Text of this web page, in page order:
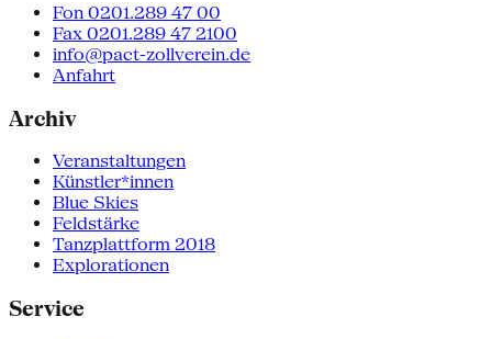
Fon 0201.289 47 00
Fax 0201.289 47 2100
info@pact-zollverein.de
Anfahrt
Archiv
Veranstaltungen
Künstler*innen
Blue Skies
Feldstärke
Tanzplattform 2018
Explorationen
Service